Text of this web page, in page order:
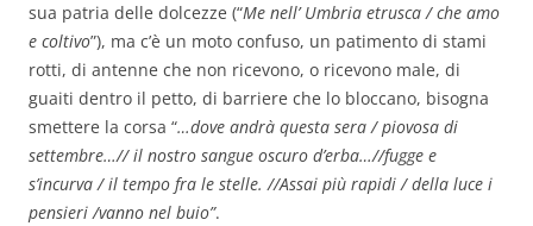
sua patria delle dolcezze (“Me nell’ Umbria etrusca / che amo
e coltivo”), ma c’è un moto confuso, un patimento di stami
rotti, di antenne che non ricevono, o ricevono male, di
guaiti dentro il petto, di barriere che lo bloccano, bisogna
smettere la corsa “…dove andrà questa sera / piovosa di
settembre…// il nostro sangue oscuro d’erba…//fugge e
s’incurva / il tempo fra le stelle. //Assai più rapidi / della luce i
pensieri /vanno nel buio”.